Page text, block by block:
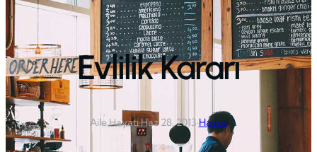
Evlilik Kararı
Aile Hayatı·Haz 28, 2013·Havuz